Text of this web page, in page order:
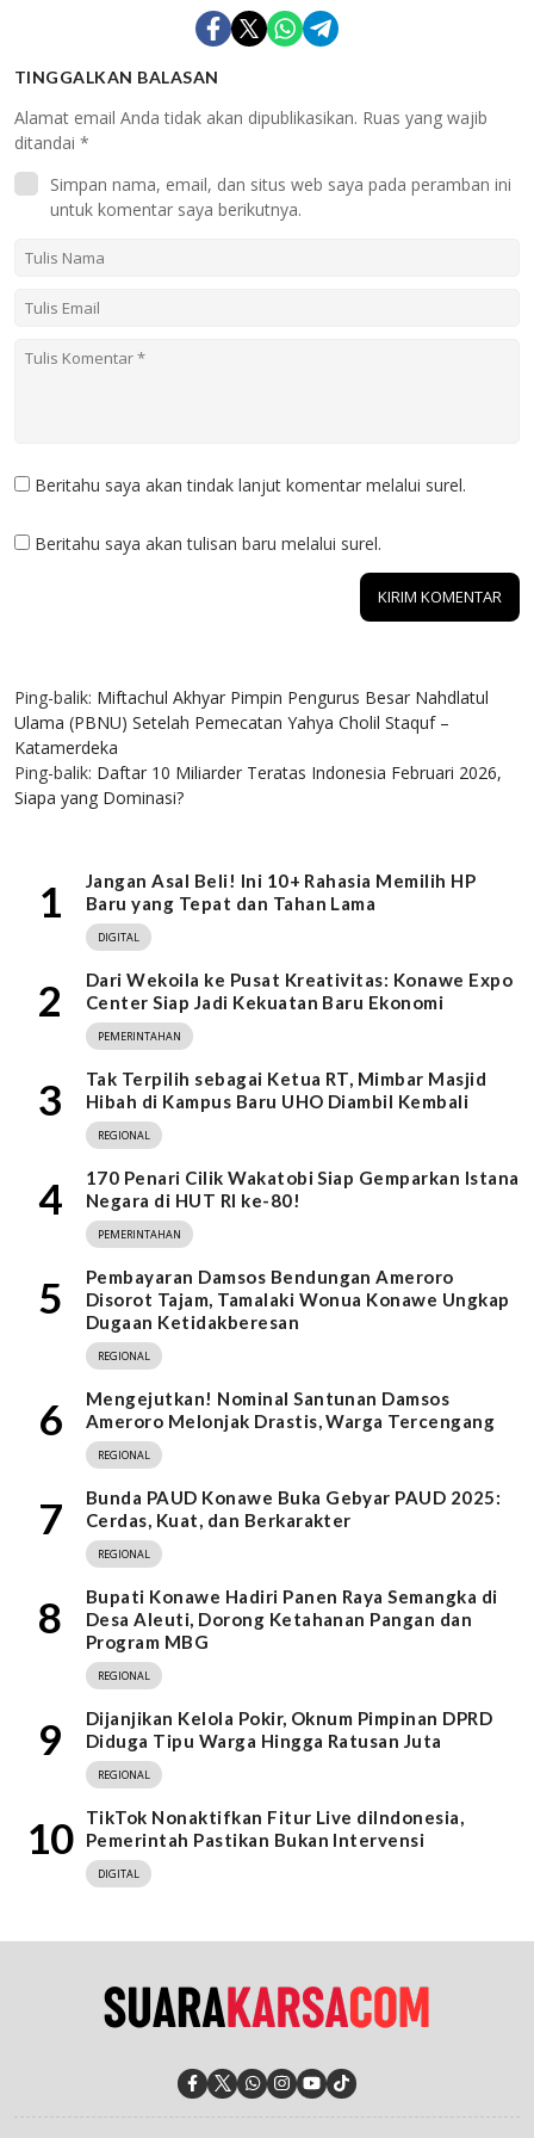
TINGGALKAN BALASAN
Alamat email Anda tidak akan dipublikasikan. Ruas yang wajib
ditandai *
Simpan nama, email, dan situs web saya pada peramban ini
untuk komentar saya berikutnya.
Beritahu saya akan tindak lanjut komentar melalui surel.
Beritahu saya akan tulisan baru melalui surel.
Ping-balik: Miftachul Akhyar Pimpin Pengurus Besar Nahdlatul
Ulama (PBNU) Setelah Pemecatan Yahya Cholil Staquf –
Katamerdeka
Ping-balik: Daftar 10 Miliarder Teratas Indonesia Februari 2026,
Siapa yang Dominasi?
1
Jangan Asal Beli! Ini 10+ Rahasia Memilih HP
Baru yang Tepat dan Tahan Lama
DIGITAL
2
Dari Wekoila ke Pusat Kreativitas: Konawe Expo
Center Siap Jadi Kekuatan Baru Ekonomi
PEMERINTAHAN
3
Tak Terpilih sebagai Ketua RT, Mimbar Masjid
Hibah di Kampus Baru UHO Diambil Kembali
REGIONAL
4
170 Penari Cilik Wakatobi Siap Gemparkan Istana
Negara di HUT RI ke-80!
PEMERINTAHAN
5
Pembayaran Damsos Bendungan Ameroro
Disorot Tajam, Tamalaki Wonua Konawe Ungkap
Dugaan Ketidakberesan
REGIONAL
6
Mengejutkan! Nominal Santunan Damsos
Ameroro Melonjak Drastis, Warga Tercengang
REGIONAL
7
Bunda PAUD Konawe Buka Gebyar PAUD 2025:
Cerdas, Kuat, dan Berkarakter
REGIONAL
8
Bupati Konawe Hadiri Panen Raya Semangka di
Desa Aleuti, Dorong Ketahanan Pangan dan
Program MBG
REGIONAL
9
Dijanjikan Kelola Pokir, Oknum Pimpinan DPRD
Diduga Tipu Warga Hingga Ratusan Juta
REGIONAL
10
TikTok Nonaktifkan Fitur Live diIndonesia,
Pemerintah Pastikan Bukan Intervensi
DIGITAL